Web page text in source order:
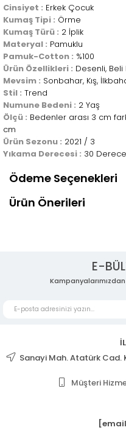
Cinsiyet : Erkek Çocuk
Kumaş Tipi : Örme
Kumaş Türü : 2 İplik
Materyal : Pamuklu
Pamuk-Cotton : %100
Ürün Özellikleri : Desenli, Beli
Mevsim : Sonbahar, Kış,
Stil : Trend
Numune Bedeni : 2 Yaş
Ölçü : Bedenler arası 3 cm
cm
Ürün Sezonu : 2021 / 3
Yıkama Derecesi : 30 Derece
Ödeme Seçenekleri
Ürün Önerileri
E-
Sanayi Mah. Atatürk Cad.
Müşteri